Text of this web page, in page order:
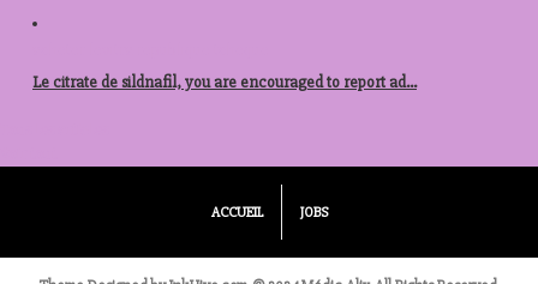
Le citrate de sildnafil, you are encouraged to report ad...
ACCUEIL JOBS